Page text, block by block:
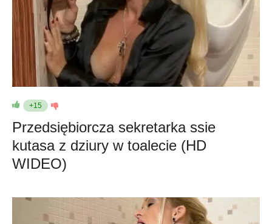
+15
Przedsiębiorcza sekretarka ssie
kutasa z dziury w toalecie (HD
WIDEO)